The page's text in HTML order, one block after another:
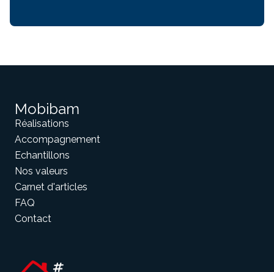
Mobibam
Réalisations
Accompagnement
Echantillons
Nos valeurs
Carnet d'articles
FAQ
Contact